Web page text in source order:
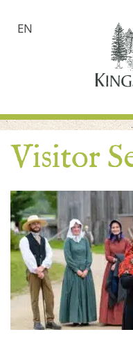
EN
Visitor